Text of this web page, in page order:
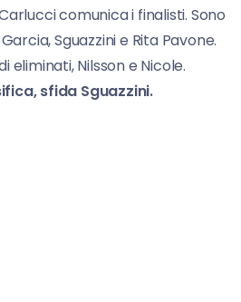
comunica i finalisti. Sono
Sguazzini e Rita Pavone.
eliminati, Nilsson e Nicole.
sfida Sguazzini.